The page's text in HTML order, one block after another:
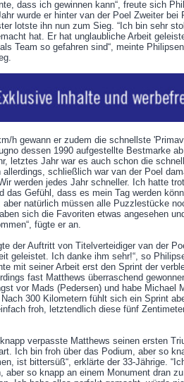
dass ich gewinnen kann“, freute sich
wurde er hinter van der Poel Zweiter bei
lotste ihn nun zum Sieg. “Ich bin sehr
hat. Er hat unglaubliche Arbeit
Team so gefahren sind“, meinte
h gewann er zudem die schnellste
dessen 1990 aufgestellte Bestmarke
letztes Jahr war es auch schon die
allerdings, schließlich war van der Poel
werden jedes Jahr schneller. Ich hatte
das Gefühl, dass es mein Tag werden
aber natürlich müssen alle Puzzlestücke
sich die Favoriten etwas angesehen
fügte er an.
der Auftritt von Titelverteidiger van der
geleistet. Ich danke ihm sehr!“, so
mit seiner Arbeit erst den Sprint der
fast Matthews überraschend
vor Mads (Pedersen) und habe Michael
300 Kilometern fühlt sich ein Sprint
froh, letztendlich diese fünf
verpasste Matthews seinen ersten
Ich bin froh über das Podium, aber so
ist bittersüß“, erklärte der 33-Jährige.
aber so knapp an einem Monument dran